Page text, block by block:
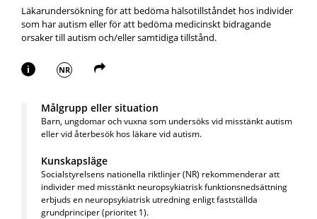
Läkarundersökning för att bedöma hälsotillståndet hos individer
som har autism eller för att bedöma medicinskt bidragande
orsaker till autism och/eller samtidiga tillstånd.
i NR
Målgrupp eller situation
Barn, ungdomar och vuxna som undersöks vid misstänkt autism
eller vid återbesök hos läkare vid autism.
Kunskapsläge
Socialstyrelsens nationella riktlinjer (NR) rekommenderar att
individer med misstänkt neuropsykiatrisk funktionsnedsättning
erbjuds en neuropsykiatrisk utredning enligt fastställda
grundprinciper (prioritet 1).